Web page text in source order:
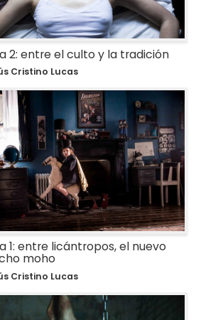
2: entre el culto y la tradición
Cristino Lucas
1: entre licántropos, el nuevo
moho
Cristino Lucas